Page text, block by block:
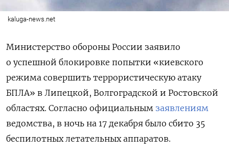
kaluga-news.net
Министерство обороны России заявило
о успешной блокировке попытки «киевского
режима совершить террористическую атаку
БПЛА» в Липецкой, Волгоградской и Ростовской
областях. Согласно официальным заявлениям
ведомства, в ночь на 17 декабря было сбито 35
беспилотных летательных аппаратов.